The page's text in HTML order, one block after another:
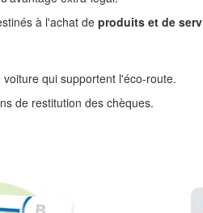
à l'achat de produits et de
qui supportent l'éco-route.
de restitution des chèques.